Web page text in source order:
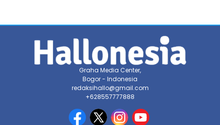
Graha Media Center,
Bogor - Indonesia
redaksihallo@gmail.com
+628557777888